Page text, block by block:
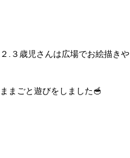
２.３歳児さんは広場でお絵描きや
ままごと遊びをしました🥣